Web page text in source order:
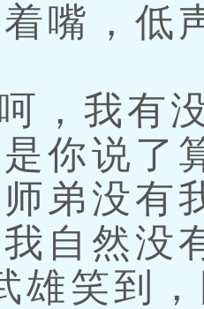
嘴，低
，我有
你说了
弟没有
自然没
雄笑到